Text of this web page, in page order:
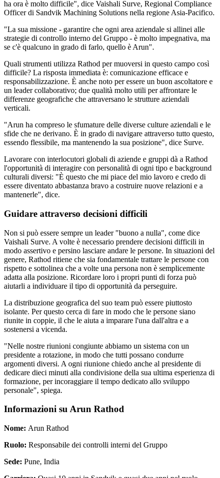
ha ora è molto difficile", dice Vaishali Surve, Regional Compliance
Officer di Sandvik Machining Solutions nella regione Asia-Pacifico.
"La sua missione - garantire che ogni area aziendale si allinei alle
strategie di controllo interno del Gruppo - è molto impegnativa, ma
se c'è qualcuno in grado di farlo, quello è Arun".
Quali strumenti utilizza Rathod per muoversi in questo campo così
difficile? La risposta immediata è: comunicazione efficace e
responsabilizzazione. È anche noto per essere un buon ascoltatore e
un leader collaborativo; due qualità molto utili per affrontare le
differenze geografiche che attraversano le strutture aziendali
verticali.
"Arun ha compreso le sfumature delle diverse culture aziendali e le
sfide che ne derivano. È in grado di navigare attraverso tutto questo,
essendo flessibile, ma mantenendo la sua posizione", dice Surve.
Lavorare con interlocutori globali di aziende e gruppi dà a Rathod
l'opportunità di interagire con personalità di ogni tipo e background
culturali diversi: "È questo che mi piace del mio lavoro e credo di
essere diventato abbastanza bravo a costruire nuove relazioni e a
mantenerle", dice.
Guidare attraverso decisioni difficili
Non si può essere sempre un leader "buono a nulla", come dice
Vaishali Surve. A volte è necessario prendere decisioni difficili in
modo assertivo e persino lasciare andare le persone. In situazioni del
genere, Rathod ritiene che sia fondamentale trattare le persone con
rispetto e sottolinea che a volte una persona non è semplicemente
adatta alla posizione. Ricordare loro i propri punti di forza può
aiutarli a individuare il tipo di opportunità da perseguire.
La distribuzione geografica del suo team può essere piuttosto
isolante. Per questo cerca di fare in modo che le persone siano
riunite in coppie, il che le aiuta a imparare l'una dall'altra e a
sostenersi a vicenda.
"Nelle nostre riunioni congiunte abbiamo un sistema con un
presidente a rotazione, in modo che tutti possano condurre
argomenti diversi. A ogni riunione chiedo anche al presidente di
dedicare dieci minuti alla condivisione della sua ultima esperienza di
formazione, per incoraggiare il tempo dedicato allo sviluppo
personale", spiega.
Informazioni su Arun Rathod
Nome: Arun Rathod
Ruolo: Responsabile dei controlli interni del Gruppo
Sede: Pune, India